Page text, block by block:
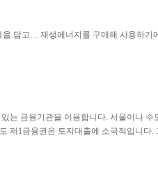
담고… 재생에너지를 구매해 사용하기
는 금융기관을 이용합니다. 서울이나 수
제1금융권은 토지대출에 소극적입니다.